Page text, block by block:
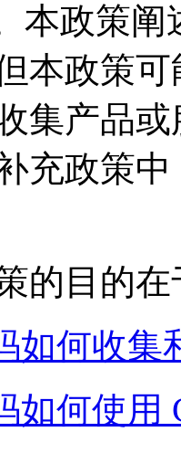
本政策
但本政
集产品
充政策中
目的在
如何收集
如何使用